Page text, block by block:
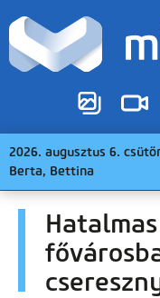
2026. augusztus 6.
Berta, Bettina